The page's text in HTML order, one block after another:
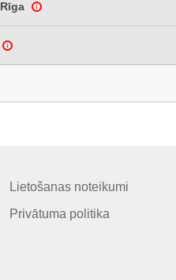
Lietošanas noteikumi
Privātuma politika